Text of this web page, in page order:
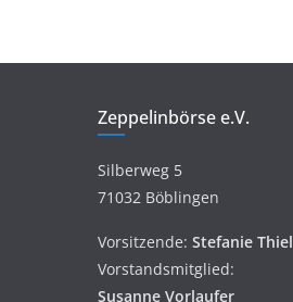
Zeppelinbörse e.V.
Silberweg 5
71032 Böblingen
Vorsitzende: Stefanie Thiel
Vorstandsmitglied:
Susanne Vorlaufer